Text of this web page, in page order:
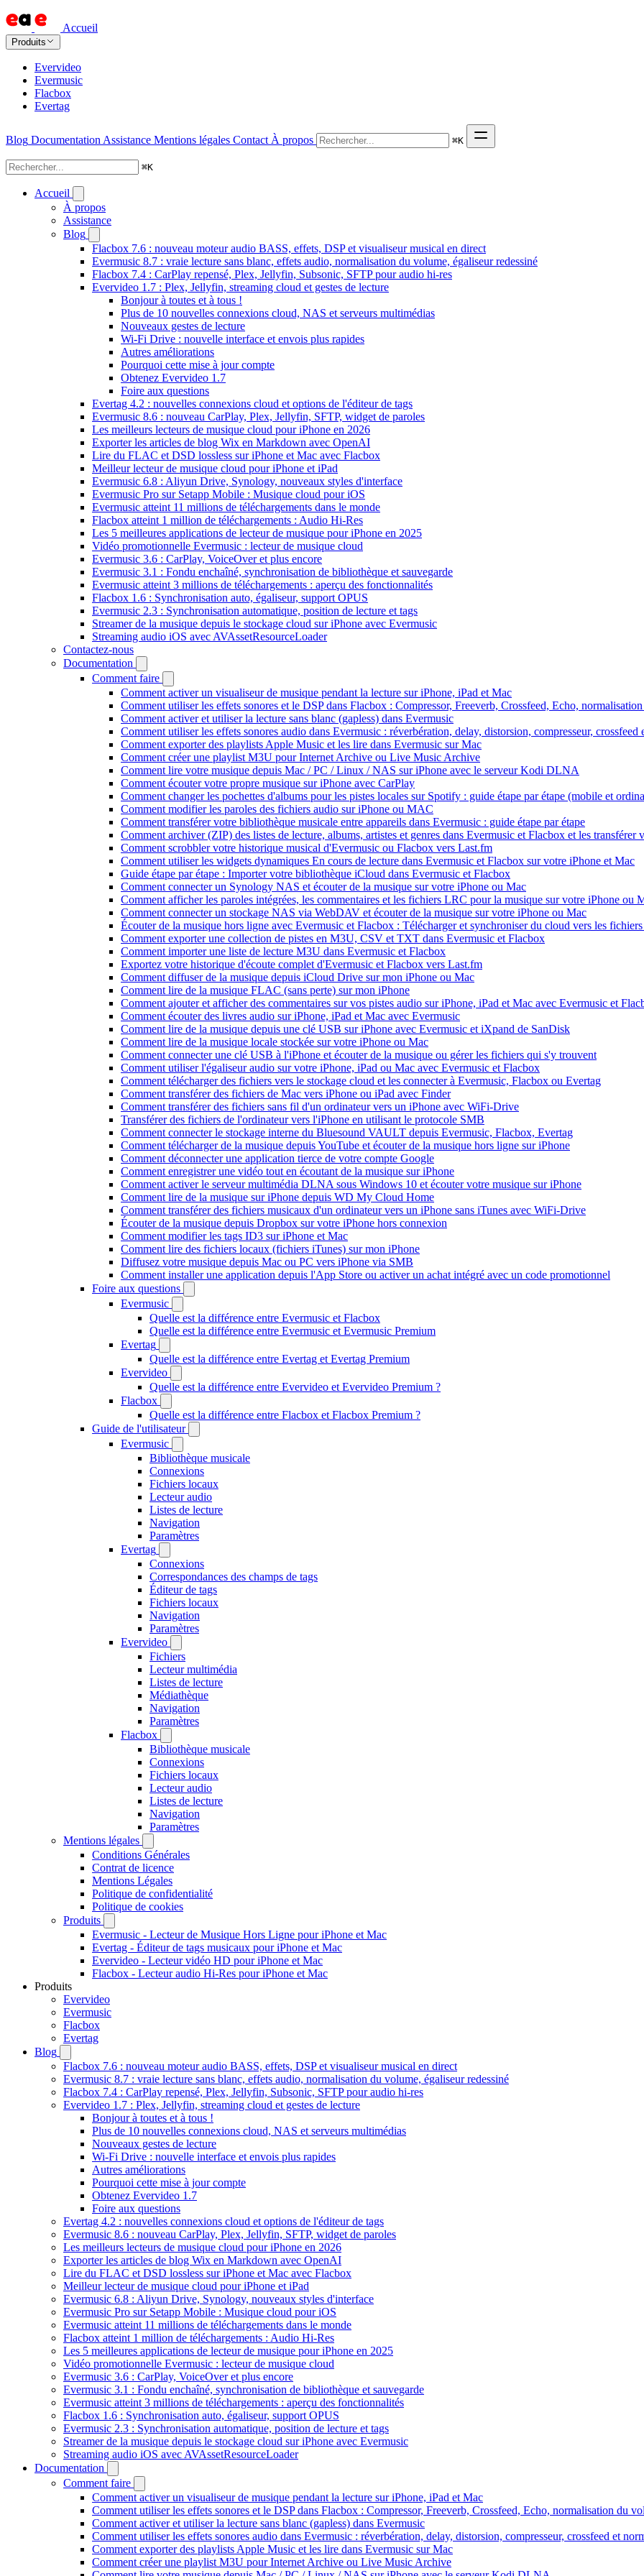
Accueil
Produits
Evervideo
Evermusic
Flacbox
Evertag
Blog Documentation Assistance Mentions légales Contact À propos ⌘K
⌘K
Accueil
À propos
Assistance
Blog
Flacbox 7.6 : nouveau moteur audio BASS, effets, DSP et visualiseur musical en direct
Evermusic 8.7 : vraie lecture sans blanc, effets audio, normalisation du volume, égaliseur redessiné
Flacbox 7.4 : CarPlay repensé, Plex, Jellyfin, Subsonic, SFTP pour audio hi-res
Evervideo 1.7 : Plex, Jellyfin, streaming cloud et gestes de lecture
Bonjour à toutes et à tous !
Plus de 10 nouvelles connexions cloud, NAS et serveurs multimédias
Nouveaux gestes de lecture
Wi-Fi Drive : nouvelle interface et envois plus rapides
Autres améliorations
Pourquoi cette mise à jour compte
Obtenez Evervideo 1.7
Foire aux questions
Evertag 4.2 : nouvelles connexions cloud et options de l'éditeur de tags
Evermusic 8.6 : nouveau CarPlay, Plex, Jellyfin, SFTP, widget de paroles
Les meilleurs lecteurs de musique cloud pour iPhone en 2026
Exporter les articles de blog Wix en Markdown avec OpenAI
Lire du FLAC et DSD lossless sur iPhone et Mac avec Flacbox
Meilleur lecteur de musique cloud pour iPhone et iPad
Evermusic 6.8 : Aliyun Drive, Synology, nouveaux styles d'interface
Evermusic Pro sur Setapp Mobile : Musique cloud pour iOS
Evermusic atteint 11 millions de téléchargements dans le monde
Flacbox atteint 1 million de téléchargements : Audio Hi-Res
Les 5 meilleures applications de lecteur de musique pour iPhone en 2025
Vidéo promotionnelle Evermusic : lecteur de musique cloud
Evermusic 3.6 : CarPlay, VoiceOver et plus encore
Evermusic 3.1 : Fondu enchaîné, synchronisation de bibliothèque et sauvegarde
Evermusic atteint 3 millions de téléchargements : aperçu des fonctionnalités
Flacbox 1.6 : Synchronisation auto, égaliseur, support OPUS
Evermusic 2.3 : Synchronisation automatique, position de lecture et tags
Streamer de la musique depuis le stockage cloud sur iPhone avec Evermusic
Streaming audio iOS avec AVAssetResourceLoader
Contactez-nous
Documentation
Comment faire
Comment activer un visualiseur de musique pendant la lecture sur iPhone, iPad et Mac
Comment utiliser les effets sonores et le DSP dans Flacbox : Compressor, Freeverb, Crossfeed, Echo,
Comment activer et utiliser la lecture sans blanc (gapless) dans Evermusic
Comment utiliser les effets sonores audio dans Evermusic : réverbération, delay, distorsion, compresseur,
Comment exporter des playlists Apple Music et les lire dans Evermusic sur Mac
Comment créer une playlist M3U pour Internet Archive ou Live Music Archive
Comment lire votre musique depuis Mac / PC / Linux / NAS sur iPhone avec le serveur Kodi DLNA
Comment écouter votre propre musique sur iPhone avec CarPlay
Comment changer les pochettes d'albums pour les pistes locales sur Spotify : guide étape par étape (mobile et
Comment modifier les paroles des fichiers audio sur iPhone ou MAC
Comment transférer votre bibliothèque musicale entre appareils dans Evermusic : guide étape par étape
Comment archiver (ZIP) des listes de lecture, albums, artistes et genres dans Evermusic et Flacbox et les transférer
Comment scrobbler votre historique musical d'Evermusic ou Flacbox vers Last.fm
Comment utiliser les widgets dynamiques En cours de lecture dans Evermusic et Flacbox sur votre iPhone et Mac
Guide étape par étape : Importer votre bibliothèque iCloud dans Evermusic et Flacbox
Comment connecter un Synology NAS et écouter de la musique sur votre iPhone ou Mac
Comment afficher les paroles intégrées, les commentaires et les fichiers LRC pour la musique sur votre iPhone ou
Comment connecter un stockage NAS via WebDAV et écouter de la musique sur votre iPhone ou Mac
Écouter de la musique hors ligne avec Evermusic et Flacbox : Télécharger et synchroniser du cloud vers les
Comment exporter une collection de pistes en M3U, CSV et TXT dans Evermusic et Flacbox
Comment importer une liste de lecture M3U dans Evermusic et Flacbox
Exportez votre historique d'écoute complet d'Evermusic et Flacbox vers Last.fm
Comment diffuser de la musique depuis iCloud Drive sur mon iPhone ou Mac
Comment lire de la musique FLAC (sans perte) sur mon iPhone
Comment ajouter et afficher des commentaires sur vos pistes audio sur iPhone, iPad et Mac avec Evermusic et
Comment écouter des livres audio sur iPhone, iPad et Mac avec Evermusic
Comment lire de la musique depuis une clé USB sur iPhone avec Evermusic et iXpand de SanDisk
Comment lire de la musique locale stockée sur votre iPhone ou Mac
Comment connecter une clé USB à l'iPhone et écouter de la musique ou gérer les fichiers qui s'y trouvent
Comment utiliser l'égaliseur audio sur votre iPhone, iPad ou Mac avec Evermusic et Flacbox
Comment télécharger des fichiers vers le stockage cloud et les connecter à Evermusic, Flacbox ou Evertag
Comment transférer des fichiers de Mac vers iPhone ou iPad avec Finder
Comment transférer des fichiers sans fil d'un ordinateur vers un iPhone avec WiFi-Drive
Transférer des fichiers de l'ordinateur vers l'iPhone en utilisant le protocole SMB
Comment connecter le stockage interne du Bluesound VAULT depuis Evermusic, Flacbox, Evertag
Comment télécharger de la musique depuis YouTube et écouter de la musique hors ligne sur iPhone
Comment déconnecter une application tierce de votre compte Google
Comment enregistrer une vidéo tout en écoutant de la musique sur iPhone
Comment activer le serveur multimédia DLNA sous Windows 10 et écouter votre musique sur iPhone
Comment lire de la musique sur iPhone depuis WD My Cloud Home
Comment transférer des fichiers musicaux d'un ordinateur vers un iPhone sans iTunes avec WiFi-Drive
Écouter de la musique depuis Dropbox sur votre iPhone hors connexion
Comment modifier les tags ID3 sur iPhone et Mac
Comment lire des fichiers locaux (fichiers iTunes) sur mon iPhone
Diffusez votre musique depuis Mac ou PC vers iPhone via SMB
Comment installer une application depuis l'App Store ou activer un achat intégré avec un code promotionnel
Foire aux questions
Evermusic
Quelle est la différence entre Evermusic et Flacbox
Quelle est la différence entre Evermusic et Evermusic Premium
Evertag
Quelle est la différence entre Evertag et Evertag Premium
Evervideo
Quelle est la différence entre Evervideo et Evervideo Premium ?
Flacbox
Quelle est la différence entre Flacbox et Flacbox Premium ?
Guide de l'utilisateur
Evermusic
Bibliothèque musicale
Connexions
Fichiers locaux
Lecteur audio
Listes de lecture
Navigation
Paramètres
Evertag
Connexions
Correspondances des champs de tags
Éditeur de tags
Fichiers locaux
Navigation
Paramètres
Evervideo
Fichiers
Lecteur multimédia
Listes de lecture
Médiathèque
Navigation
Paramètres
Flacbox
Bibliothèque musicale
Connexions
Fichiers locaux
Lecteur audio
Listes de lecture
Navigation
Paramètres
Mentions légales
Conditions Générales
Contrat de licence
Mentions Légales
Politique de confidentialité
Politique de cookies
Produits
Evermusic - Lecteur de Musique Hors Ligne pour iPhone et Mac
Evertag - Éditeur de tags musicaux pour iPhone et Mac
Evervideo - Lecteur vidéo HD pour iPhone et Mac
Flacbox - Lecteur audio Hi-Res pour iPhone et Mac
Produits
Evervideo
Evermusic
Flacbox
Evertag
Blog
Flacbox 7.6 : nouveau moteur audio BASS, effets, DSP et visualiseur musical en direct
Evermusic 8.7 : vraie lecture sans blanc, effets audio, normalisation du volume, égaliseur redessiné
Flacbox 7.4 : CarPlay repensé, Plex, Jellyfin, Subsonic, SFTP pour audio hi-res
Evervideo 1.7 : Plex, Jellyfin, streaming cloud et gestes de lecture
Bonjour à toutes et à tous !
Plus de 10 nouvelles connexions cloud, NAS et serveurs multimédias
Nouveaux gestes de lecture
Wi-Fi Drive : nouvelle interface et envois plus rapides
Autres améliorations
Pourquoi cette mise à jour compte
Obtenez Evervideo 1.7
Foire aux questions
Evertag 4.2 : nouvelles connexions cloud et options de l'éditeur de tags
Evermusic 8.6 : nouveau CarPlay, Plex, Jellyfin, SFTP, widget de paroles
Les meilleurs lecteurs de musique cloud pour iPhone en 2026
Exporter les articles de blog Wix en Markdown avec OpenAI
Lire du FLAC et DSD lossless sur iPhone et Mac avec Flacbox
Meilleur lecteur de musique cloud pour iPhone et iPad
Evermusic 6.8 : Aliyun Drive, Synology, nouveaux styles d'interface
Evermusic Pro sur Setapp Mobile : Musique cloud pour iOS
Evermusic atteint 11 millions de téléchargements dans le monde
Flacbox atteint 1 million de téléchargements : Audio Hi-Res
Les 5 meilleures applications de lecteur de musique pour iPhone en 2025
Vidéo promotionnelle Evermusic : lecteur de musique cloud
Evermusic 3.6 : CarPlay, VoiceOver et plus encore
Evermusic 3.1 : Fondu enchaîné, synchronisation de bibliothèque et sauvegarde
Evermusic atteint 3 millions de téléchargements : aperçu des fonctionnalités
Flacbox 1.6 : Synchronisation auto, égaliseur, support OPUS
Evermusic 2.3 : Synchronisation automatique, position de lecture et tags
Streamer de la musique depuis le stockage cloud sur iPhone avec Evermusic
Streaming audio iOS avec AVAssetResourceLoader
Documentation
Comment faire
Comment activer un visualiseur de musique pendant la lecture sur iPhone, iPad et Mac
Comment utiliser les effets sonores et le DSP dans Flacbox : Compressor, Freeverb, Crossfeed, Echo, normalisation du
Comment activer et utiliser la lecture sans blanc (gapless) dans Evermusic
Comment utiliser les effets sonores audio dans Evermusic : réverbération, delay, distorsion, compresseur, crossfeed et
Comment exporter des playlists Apple Music et les lire dans Evermusic sur Mac
Comment créer une playlist M3U pour Internet Archive ou Live Music Archive